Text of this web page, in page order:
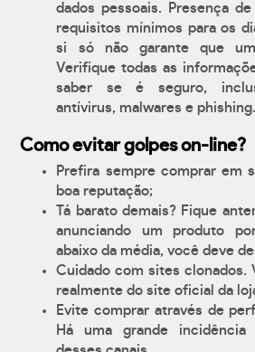
dados pessoais. Presença de
requisitos mínimos para os
si só não garante que
Verifique todas as
saber se é seguro,
antívirus, malwares e phishing.
Como evitar golpes on-line?
Prefira sempre comprar em
boa reputação;
Tá barato demais? Fique
anunciando um produto
abaixo da média, você deve
Cuidado com sites clonados.
realmente do site oficial da
Evite comprar através de
Há uma grande